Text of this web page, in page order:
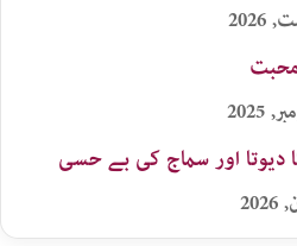
دیوتا اور سماج کی بے حسی